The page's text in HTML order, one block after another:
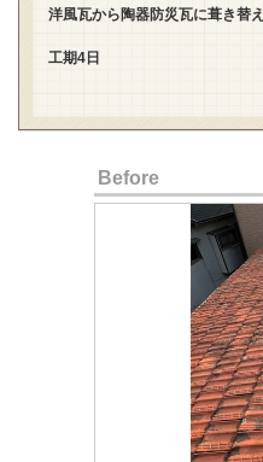
洋風瓦から陶器防災瓦に葺き替え
工期4日
Before